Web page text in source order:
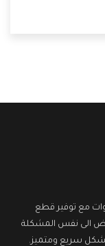
تكون من أهم
مع توفير قطع
الى نفس المشكلة
بشكل سريع ومتميز.